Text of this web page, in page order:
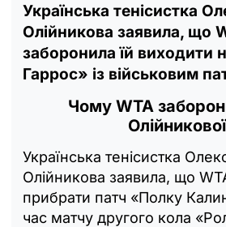
Українська тенісистка
Олійникова заявила, що
заборонила їй виходити
Гаррос» із військовим
Чому WTA
Українська тенісистка
Олійникова заявила, що
прибрати патч «Полку
час матчу другого кола